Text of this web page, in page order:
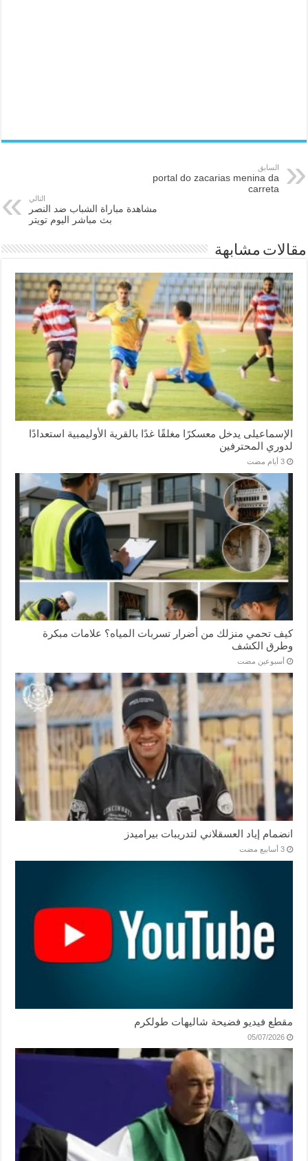
السابق
portal do zacarias menina da
carreta
التالي
مشاهدة مباراة الشباب ضد النصر
بث مباشر اليوم تويتر
مقالات مشابهة
الإسماعیلی یدخل معسكرًا مغلقًا غدًا بالقرية الأوليمبية استعدادًا
لدوري المحترفين
‏3 أيام مضت
كيف تحمي منزلك من أضرار تسربات المياه؟ علامات مبكرة
وطرق الكشف
‏أسبوعين مضت
انضمام إياد العسقلاني لتدريبات بيراميدز
‏3 أسابيع مضت
مقطع فيديو فضيحة شاليهات طولكرم
05/07/2026